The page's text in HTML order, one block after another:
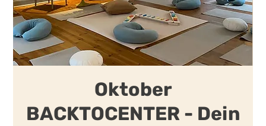
Oktober
BACKTOCENTER - Dein